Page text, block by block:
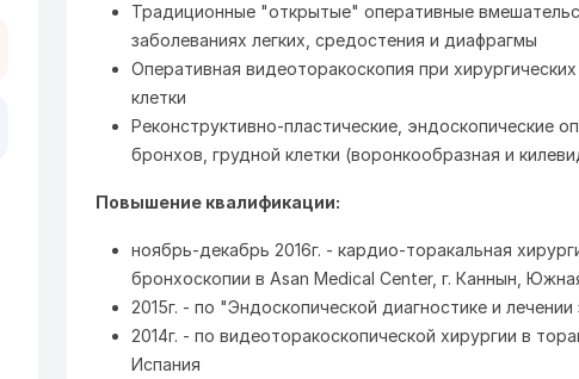
Традиционные "открытые" оперативные
заболеваниях легких, средостения и диафрагмы
Оперативная видеоторакоскопия при
клетки
Реконструктивно-пластические, эндоскопические
бронхов, грудной клетки (воронкообразная и
Повышение квалификации:
ноябрь-декабрь 2016г. - кардио-торакальная
бронхоскопии в Asan Medical Center, г. Каннын,
2015г. - по "Эндоскопической диагностике и
2014г. - по видеоторакоскопической хирургии в
Испания